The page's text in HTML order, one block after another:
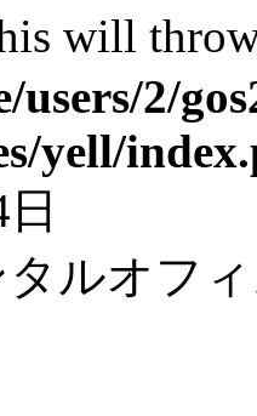
will
users/2/
yell/
ルオフ